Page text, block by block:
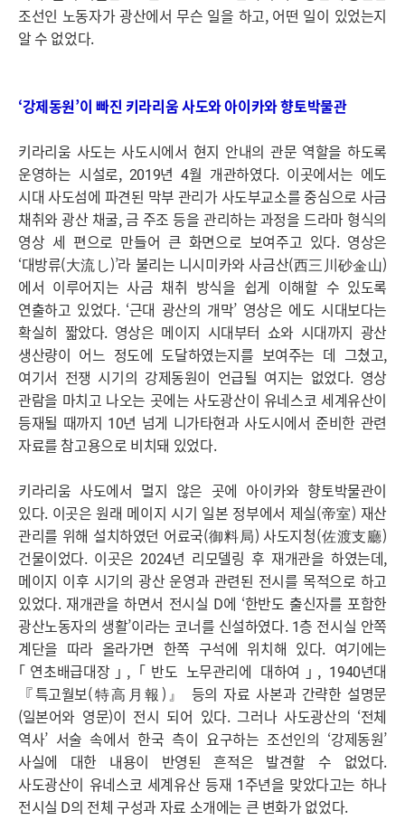
조선인 노동자가 광산에서 무슨 일을 하고, 어떤 일이 있었는지
알 수 없었다.
‘강제동원’이 빠진 키라리움 사도와 아이카와 향토박물관
키라리움 사도는 사도시에서 현지 안내의 관문 역할을 하도록
운영하는 시설로, 2019년 4월 개관하였다. 이곳에서는 에도
시대 사도섬에 파견된 막부 관리가 사도부교소를 중심으로 사금
채취와 광산 채굴, 금 주조 등을 관리하는 과정을 드라마 형식의
영상 세 편으로 만들어 큰 화면으로 보여주고 있다. 영상은
‘대방류(大流し)’라 불리는 니시미카와 사금산(西三川砂金山)
에서 이루어지는 사금 채취 방식을 쉽게 이해할 수 있도록
연출하고 있었다. ‘근대 광산의 개막’ 영상은 에도 시대보다는
확실히 짧았다. 영상은 메이지 시대부터 쇼와 시대까지 광산
생산량이 어느 정도에 도달하였는지를 보여주는 데 그쳤고,
여기서 전쟁 시기의 강제동원이 언급될 여지는 없었다. 영상
관람을 마치고 나오는 곳에는 사도광산이 유네스코 세계유산이
등재될 때까지 10년 넘게 니가타현과 사도시에서 준비한 관련
자료를 참고용으로 비치돼 있었다.
키라리움 사도에서 멀지 않은 곳에 아이카와 향토박물관이
있다. 이곳은 원래 메이지 시기 일본 정부에서 제실(帝室) 재산
관리를 위해 설치하였던 어료국(御料局) 사도지청(佐渡支廳)
건물이었다. 이곳은 2024년 리모델링 후 재개관을 하였는데,
메이지 이후 시기의 광산 운영과 관련된 전시를 목적으로 하고
있었다. 재개관을 하면서 전시실 D에 ‘한반도 출신자를 포함한
광산노동자의 생활’이라는 코너를 신설하였다. 1층 전시실 안쪽
계단을 따라 올라가면 한쪽 구석에 위치해 있다. 여기에는
｢연초배급대장｣, ｢반도 노무관리에 대하여｣, 1940년대
『특고월보(特高月報)』 등의 자료 사본과 간략한 설명문
(일본어와 영문)이 전시 되어 있다. 그러나 사도광산의 ‘전체
역사’ 서술 속에서 한국 측이 요구하는 조선인의 ‘강제동원’
사실에 대한 내용이 반영된 흔적은 발견할 수 없었다.
사도광산이 유네스코 세계유산 등재 1주년을 맞았다고는 하나
전시실 D의 전체 구성과 자료 소개에는 큰 변화가 없었다.